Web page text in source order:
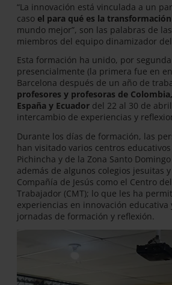
“La innovación está vinculada a un
caso el para qué es la
mundo mejor”, son las palabras de
miembros del equipo dinamizador
Esta formación ha unido, por segunda
presencialmente (la primera fue en
Barcelona después de un año de
profesores y profesoras de
España y Ecuador del 22 al 30 de
intercambio de experiencias y
Durante los días de formación, las
han visitado varios centros
Pichincha y de la Zona Santo
además de algunos colegios jesuitas
Compañía de Jesús como el Centro
Trabajador (CMT); lo que les ha
experiencias en innovación educativa
jornadas de formación y reflexión.